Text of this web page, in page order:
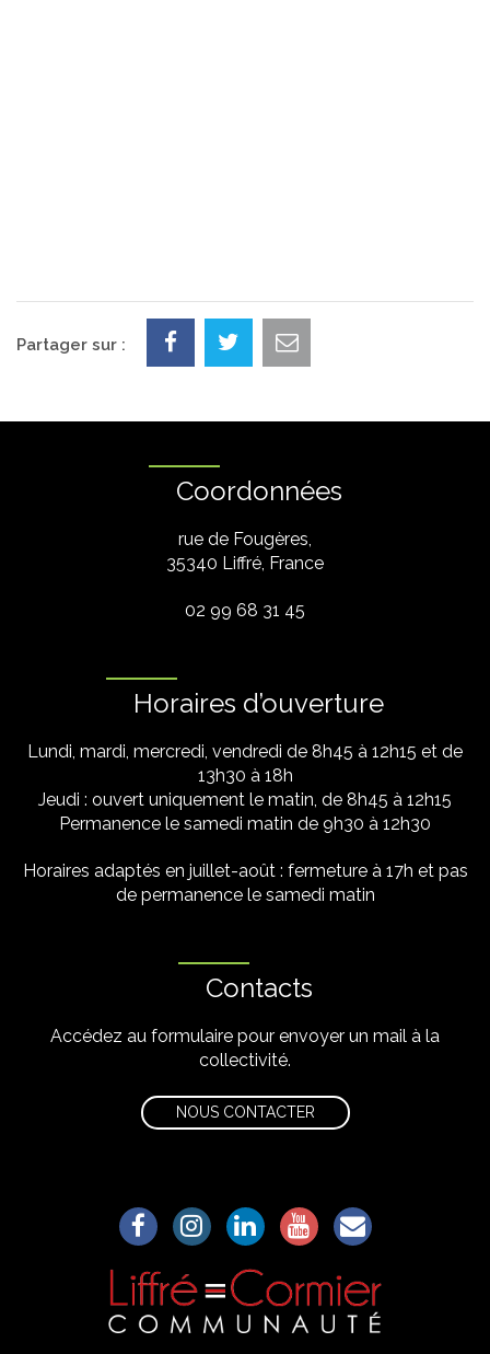
Partager sur :
Coordonnées
rue de Fougères,
35340 Liffré, France
02 99 68 31 45
Horaires d’ouverture
Lundi, mardi, mercredi, vendredi de 8h45 à 12h15 et de
13h30 à 18h
Jeudi : ouvert uniquement le matin, de 8h45 à 12h15
Permanence le samedi matin de 9h30 à 12h30
Horaires adaptés en juillet-août : fermeture à 17h et pas
de permanence le samedi matin
Contacts
Accédez au formulaire pour envoyer un mail à la
collectivité.
NOUS CONTACTER
Lien vers le compte Facebook
Lien vers le compte Instagram
Lien vers le compte Linkedin
Lien vers la chaîne
S'aWonner à